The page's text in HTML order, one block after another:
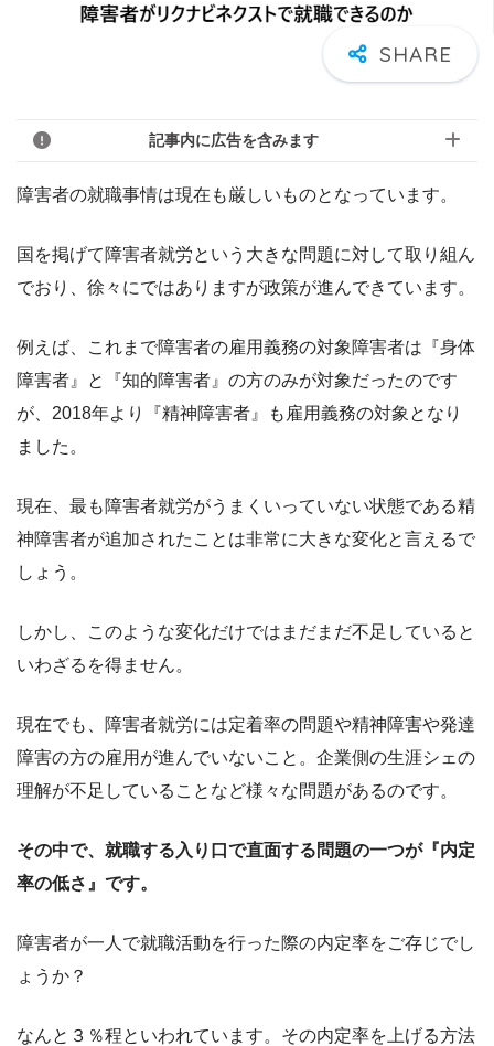
記事内に広告を含みます
障害者の就職事情は現在も厳しいものとなっています。
国を掲げて障害者就労という大きな問題に対して取り組ん
でおり、徐々にではありますが政策が進んできています。
例えば、これまで障害者の雇用義務の対象障害者は『身体
障害者』と『知的障害者』の方のみが対象だったのです
が、2018年より『精神障害者』も雇用義務の対象となり
ました。
現在、最も障害者就労がうまくいっていない状態である精
神障害者が追加されたことは非常に大きな変化と言えるで
しょう。
しかし、このような変化だけではまだまだ不足していると
いわざるを得ません。
現在でも、障害者就労には定着率の問題や精神障害や発達
障害の方の雇用が進んでいないこと。企業側の生涯シェの
理解が不足していることなど様々な問題があるのです。
その中で、就職する入り口で直面する問題の一つが『内定
率の低さ』です。
障害者が一人で就職活動を行った際の内定率をご存じでし
ょうか？
なんと３％程といわれています。その内定率を上げる方法